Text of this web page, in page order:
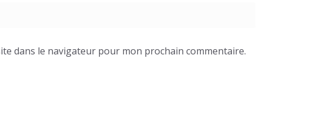
dans le navigateur pour mon prochain commentaire.